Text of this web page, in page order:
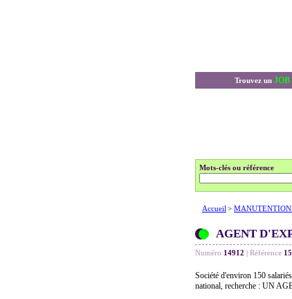
Trouvez un JOB
Mots-clés ou référence
Accueil > MANUTENTION
AGENT
Numéro 14912 | Référence
Société d'environ 150
national, recherche : UN